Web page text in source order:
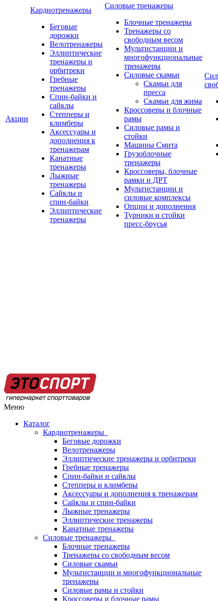
Акции
Кардиотренажеры
Беговые
дорожки
Велотренажеры
Эллиптические
тренажеры и
орбитреки
Гребные
тренажеры
Спин-байки и
сайклы
Степперы и
климберы
Аксессуары и
дополнения к
тренажерам
Канатные
тренажеры
Лыжные
тренажеры
Сайклы и
спин-байки
Эллиптические
тренажеры
Силовые тренажеры
Блочные тренажеры
Тренажеры со
свободным весом
Мультистанции и
многофункциональные
тренажеры
Силовые скамьи
Скамьи для
пресса
Скамьи для жима
Кроссоверы и блочные
рамы
Силовые рамы и
стойки
Машины Смита
Грузоблочные
тренажеры
Кроссоверы, блочные
рамки и ДРТ
Мультистанции и
силовые комплексы
Опции и дополнения
Турники и стойки
пресс-брусья
Меню
Каталог
Кардиотренажеры
Беговые дорожки
Велотренажеры
Эллиптические тренажеры и орбитреки
Гребные тренажеры
Спин-байки и сайклы
Степперы и климберы
Аксессуары и дополнения к тренажерам
Сайклы и спин-байки
Лыжные тренажеры
Эллиптические тренажеры
Канатные тренажеры
Силовые тренажеры
Блочные тренажеры
Тренажеры со свободным весом
Силовые скамьи
Мультистанции и многофункциональные
тренажеры
Силовые рамы и стойки
Кроссоверы и блочные рамы